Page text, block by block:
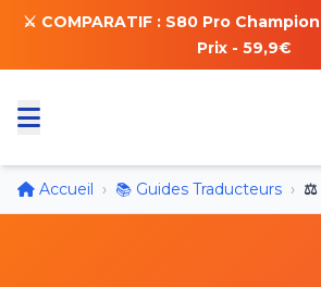
⚔️ COMPARATIF : S80 Pro
Prix - 59,9€
Accueil › 📚 Guides Traducteurs › ⚖️